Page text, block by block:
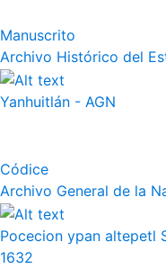
Manuscrito
Archivo Histórico del
Yanhuitlán - AGN
Códice
Archivo General de la
Pocecion ypan altepetl
1632